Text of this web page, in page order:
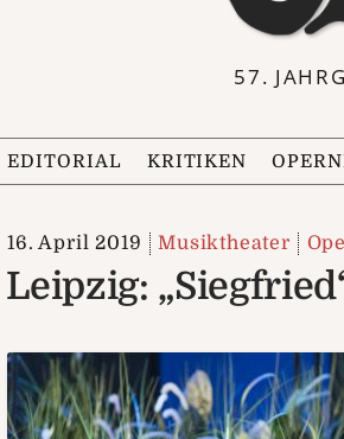
57.
EDITORIAL KRITIKEN
16. April 2019 Musiktheater
Leipzig: